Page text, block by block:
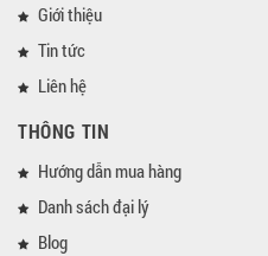
Giới thiệu
Tin tức
Liên hệ
THÔNG TIN
Hướng dẫn mua hàng
Danh sách đại lý
Blog